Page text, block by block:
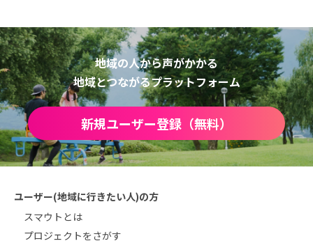
地域の人から声がかかる
地域とつながるプラットフォーム
新規ユーザー登録（無料）
ユーザー(地域に行きたい人)の方
スマウトとは
プロジェクトをさがす